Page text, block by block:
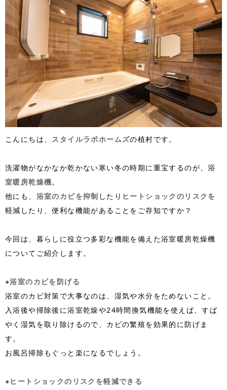
こんにちは、 スタイルラボホームズの植村です。
洗濯物がなかなか乾かない寒い冬の時期に重宝するのが、浴
室暖房乾燥機。
他にも、 浴室のカビを抑制 したり ヒートショックのリスクを
軽減 したり、便利な機能があることをご存知ですか？
今回は、暮らしに役立つ多彩な機能を備えた浴室暖房乾燥機
についてご紹介します。
●浴室のカビを防げる
浴室のカビ対策で大事なのは、湿気や水分をためないこと。
入浴後や掃除後に浴室乾燥や24時間換気機能を使えば、すば
やく湿気を取り除けるので、カビの繁殖を効果的に防げま
す。
お風呂掃除もぐっと楽になるでしょう。
●ヒートショックのリスクを軽減できる